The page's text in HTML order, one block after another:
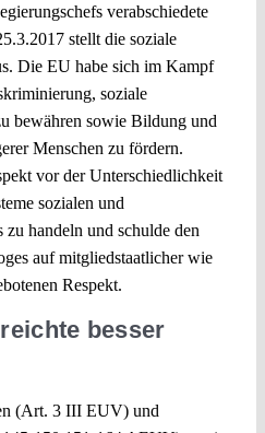
verabschiedete
stellt die soziale
Die EU habe sich im Kampf
soziale
bewähren sowie Bildung und
Menschen zu fördern.
vor der Unterschiedlichkeit
sozialen und
zu handeln und schulde den
auf mitgliedstaatlicher wie
Respekt.
besser
(Art. 3 III EUV) und